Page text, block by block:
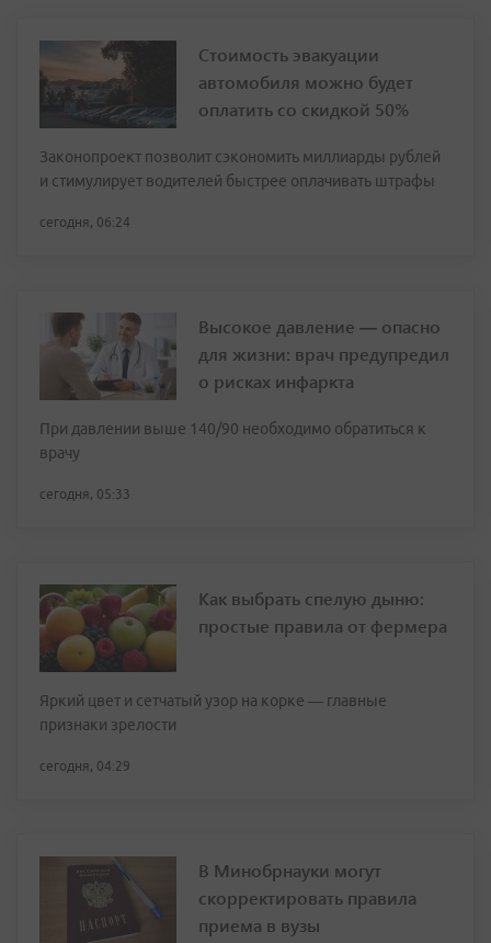
Стоимость эвакуации
автомобиля можно будет
оплатить со скидкой 50%
Законопроект позволит сэкономить миллиарды рублей
и стимулирует водителей быстрее оплачивать штрафы
сегодня, 06:24
Высокое давление — опасно
для жизни: врач предупредил
о рисках инфаркта
При давлении выше 140/90 необходимо обратиться к
врачу
сегодня, 05:33
Как выбрать спелую дыню:
простые правила от фермера
Яркий цвет и сетчатый узор на корке — главные
признаки зрелости
сегодня, 04:29
В Минобрнауки могут
скорректировать правила
приема в вузы